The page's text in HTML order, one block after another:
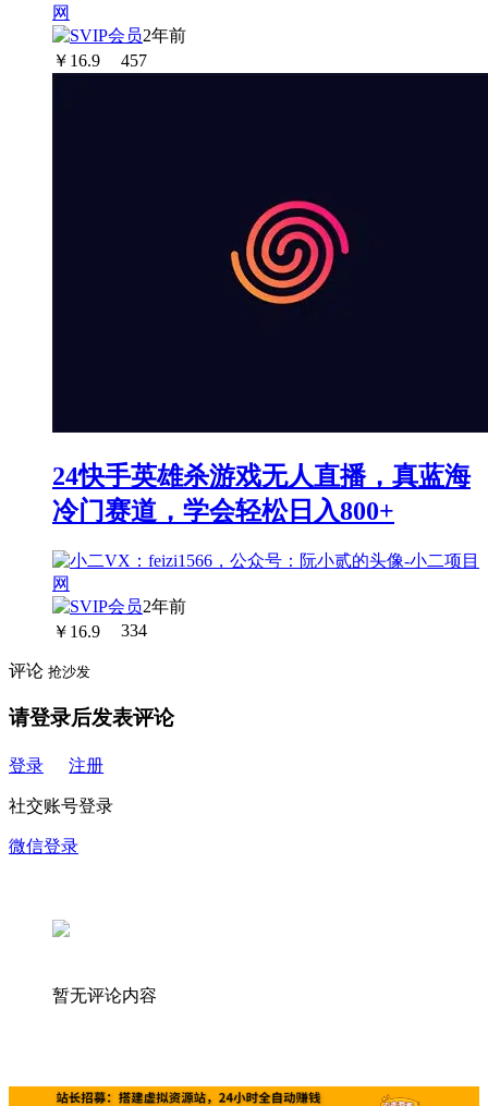
2年前
￥ 16.9 457
24快手英雄杀游戏无人直播，真蓝海
冷门赛道，学会轻松日入800+
2年前
￥ 16.9 334
评论 抢沙发
请登录后发表评论
登录 注册
社交账号登录
微信登录
暂无评论内容